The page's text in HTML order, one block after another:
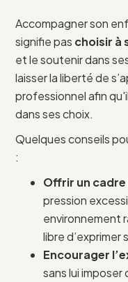
Accompagner son
signifie pas choisir à
et le soutenir dans
laisser la liberté de
professionnel afin
dans ses choix.
Quelques conseils
:
Offrir un
pression
environnement
libre
Encourager
sans lui